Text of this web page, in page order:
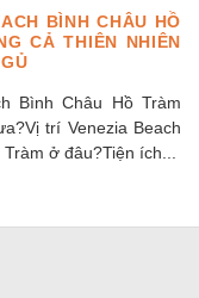
BÌNH CHÂU HỒ
CẢ THIÊN NHIÊN
Bình Châu Hồ Tràm
trí Venezia Beach
Tràm ở đâu?Tiện ích...